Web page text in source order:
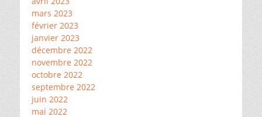
mars 2023
février 2023
janvier 2023
décembre 2022
novembre 2022
octobre 2022
septembre 2022
juin 2022
mai 2022